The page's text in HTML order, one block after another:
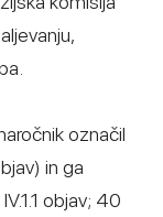
označil
in ga
objav; 40